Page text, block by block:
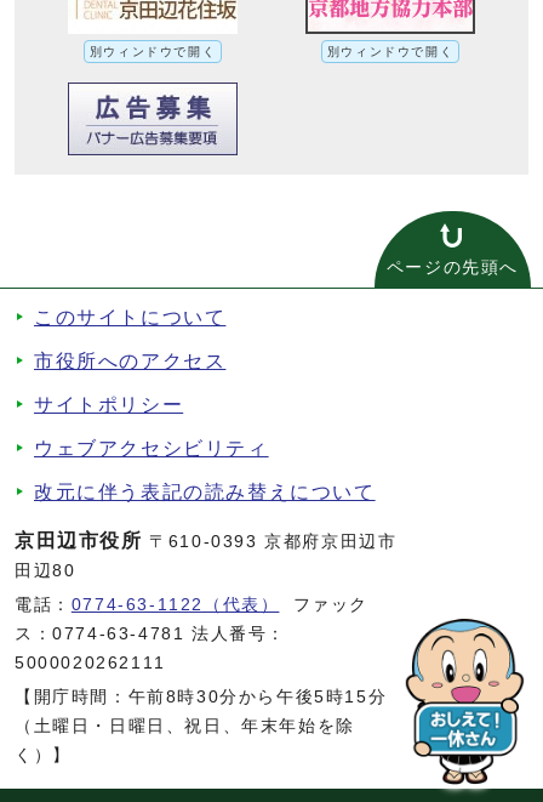
別ウィンドウで開く 別ウィンドウで開く
ページの先頭へ
このサイトについて
市役所へのアクセス
サイトポリシー
ウェブアクセシビリティ
改元に伴う表記の読み替えについて
京田辺市役所 〒610-0393 京都府京田辺市
田辺80
電話： 0774-63-1122（代表）
ファック
ス：0774-63-4781 法人番号：
5000020262111
【開庁時間：午前8時30分から午後5時15分
（土曜日・日曜日、祝日、年末年始を除
く）】